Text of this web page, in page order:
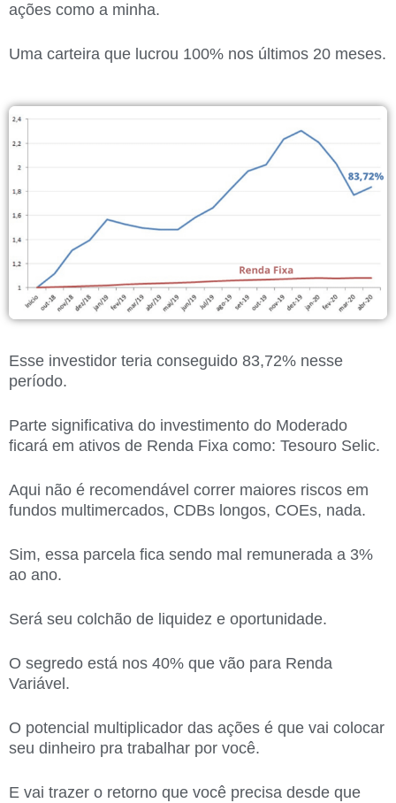
ações como a minha.
Uma carteira que lucrou 100% nos últimos 20 meses.
Esse investidor teria conseguido 83,72% nesse
período.
Parte significativa do investimento do Moderado
ficará em ativos de Renda Fixa como: Tesouro Selic.
Aqui não é recomendável correr maiores riscos em
fundos multimercados, CDBs longos, COEs, nada.
Sim, essa parcela fica sendo mal remunerada a 3%
ao ano.
Será seu colchão de liquidez e oportunidade.
O segredo está nos 40% que vão para Renda
Variável.
O potencial multiplicador das ações é que vai colocar
seu dinheiro pra trabalhar por você.
E vai trazer o retorno que você precisa desde que